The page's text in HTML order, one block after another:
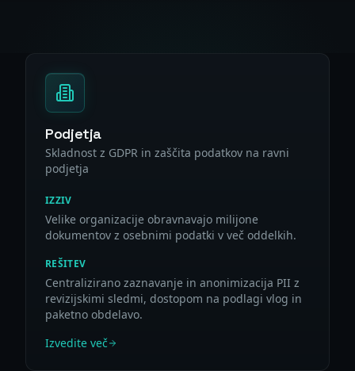
Podjetja
Skladnost z GDPR in zaščita podatkov na ravni
podjetja
IZZIV
Velike organizacije obravnavajo milijone
dokumentov z osebnimi podatki v več oddelkih.
REŠITEV
Centralizirano zaznavanje in anonimizacija PII z
revizijskimi sledmi, dostopom na podlagi vlog in
paketno obdelavo.
Izvedite več